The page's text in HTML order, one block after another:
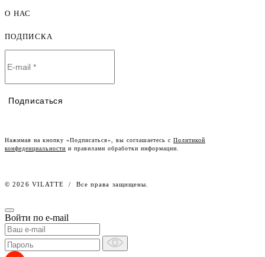
Оплата и доставка
Договор-оферта
Условия сотрудничества
О НАС
Lookbook
Работа в компании
ПОДПИСКА
Подписаться
Нажимая на кнопку «Подписаться», вы соглашаетесь с Политикой
конфеденциальности и правилами обработки информации.
© 2026 VILATTE / Все права защищены.
Войти по e-mail